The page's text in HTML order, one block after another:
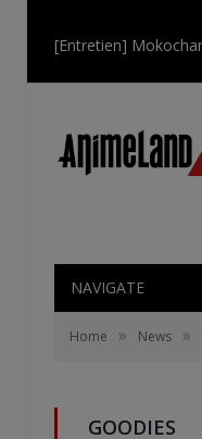
NAVIGATE
Home » News »
GOODIES